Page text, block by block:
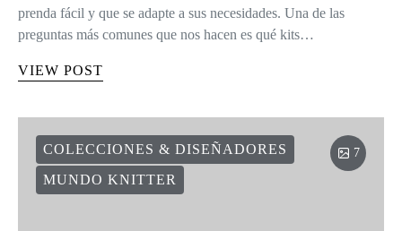
prenda fácil y que se adapte a sus necesidades. Una de las
preguntas más comunes que nos hacen es qué kits…
VIEW POST
COLECCIONES & DISEÑADORES
MUNDO KNITTER
7